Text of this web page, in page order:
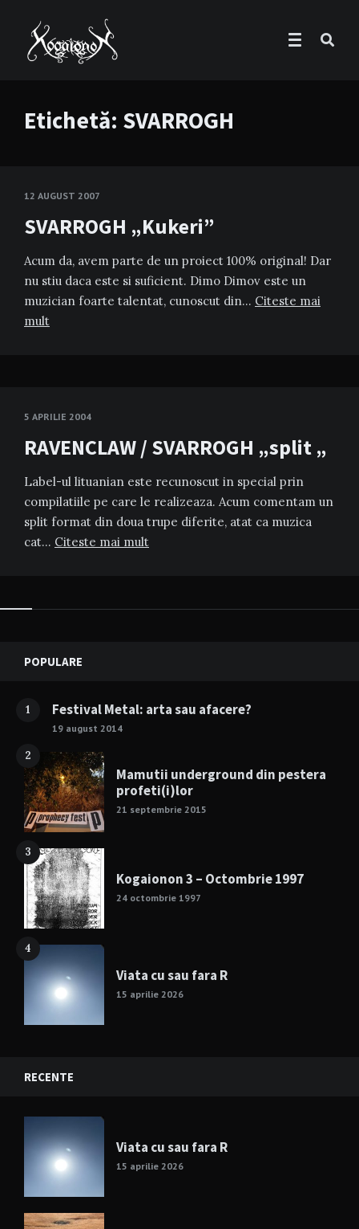
Etichetă: SVARROGH
12 AUGUST 2007
SVARROGH „Kukeri”
Acum da, avem parte de un proiect 100% original! Dar
nu stiu daca este si suficient. Dimo Dimov este un
muzician foarte talentat, cunoscut din… Citeste mai
mult
5 APRILIE 2004
RAVENCLAW / SVARROGH „split „
Label-ul lituanian este recunoscut in special prin
compilatiile pe care le realizeaza. Acum comentam un
split format din doua trupe diferite, atat ca muzica
cat… Citeste mai mult
Widgets
POPULARE
1 Festival Metal: arta sau afacere?
19 august 2014
2
Mamutii underground din pestera
profeti(i)lor
21 septembrie 2015
3
Kogaionon 3 – Octombrie 1997
24 octombrie 1997
4
Viata cu sau fara R
15 aprilie 2026
RECENTE
Viata cu sau fara R
15 aprilie 2026